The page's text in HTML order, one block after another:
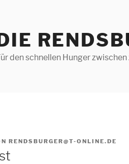
den schnellen Hunger
RENDSBURGER@T-ONLINE.DE